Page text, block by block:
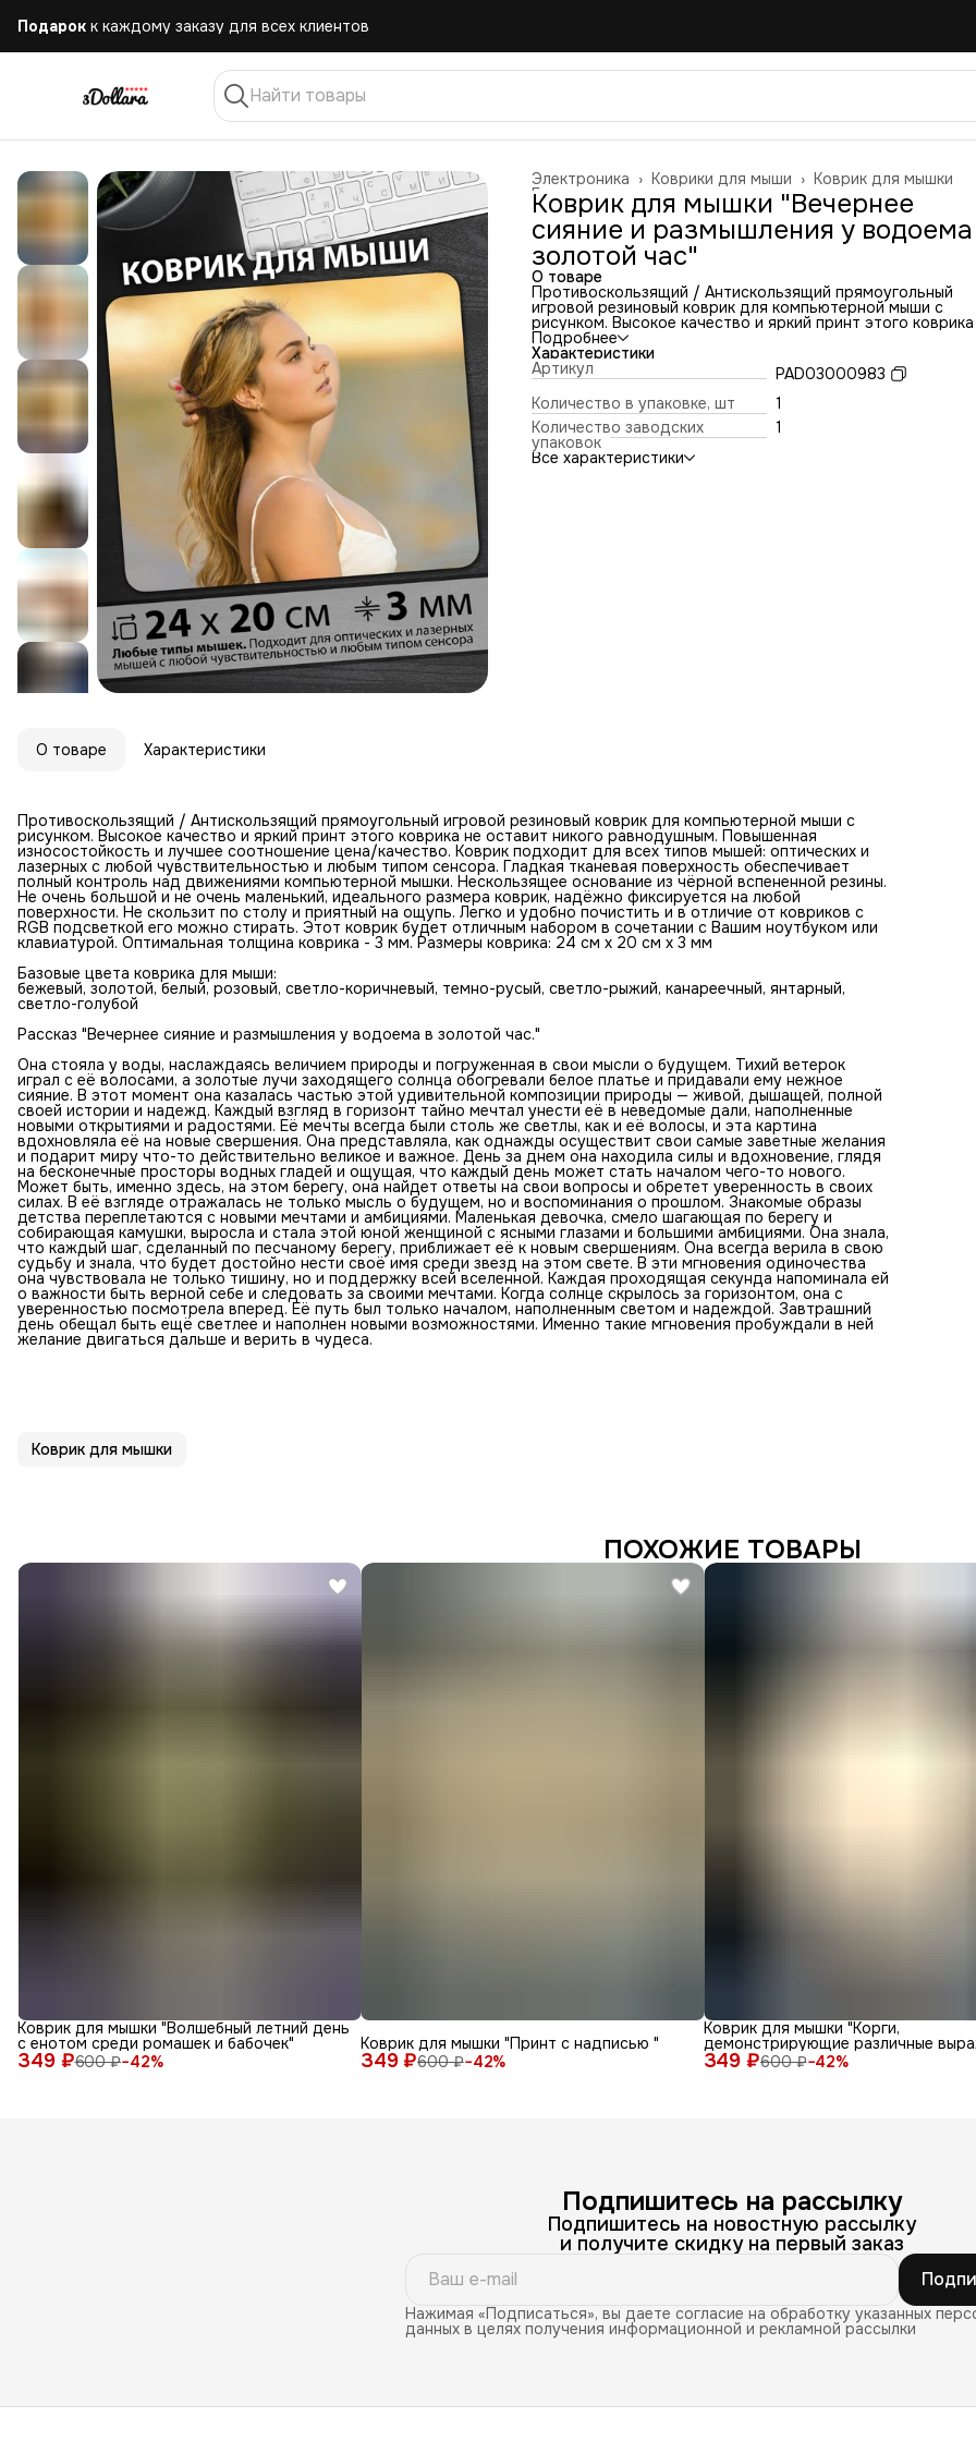
Коврик для мышки
Коврики для мыши ›
Электроника ›
Главная
Коврик для мышки "Вечернее
сияние и размышления у водоема
золотой час"
О товаре
Противоскользящий / Антискользящий прямоугольный
игровой резиновый коврик для компьютерной мыши с
рисунком. Высокое качество и яркий принт этого коврика
оставит никого равнодушным. Повышенная
и лучшее соотношение цена/качество. Коврик подходит
всех типов мышей: оптических и лазерных с любой
чувствительностью и любым типом сенсора. Гладкая
тканевая поверхность обеспечивает полный контроль над
движениями компьютерной мышки. Нескользящее
из чёрной вспененной резины. Не очень большой и не
маленький, идеального размера коврик, надёжно
фиксируется на любой поверхности. Не скользит по столу
за днем она находила силы и вдохновение, глядя на
бесконечные просторы водных гладей и ощущая, что
день может стать началом чего-то нового. Может быть,
именно здесь, на этом берегу, она найдет ответы на свои
вопросы и обретет уверенность в своих силах. В её
отражалась не только мысль о будущем, но и
прошлом. Знакомые образы детства переплетаются с
мечтами и амбициями. Маленькая девочка, смело
по берегу и собирающая камушки, выросла и стала этой
женщиной с ясными глазами и большими амбициями. Она
приближает её к новым свершениям. Она всегда верила в
свою судьбу и знала, что будет достойно нести своё имя
чувствовала не только тишину, но и поддержку всей
вселенной. Каждая проходящая секунда напоминала ей о
важности быть верной себе и следовать за своими
Когда солнце скрылось за горизонтом, она с
посмотрела вперед. Её путь был только началом,
наполненным светом и надеждой. Завтрашний день
быть ещё светлее и наполнен новыми возможностями.
такие мгновения пробуждали в ней желание двигаться
дальше и верить в чудеса.
Подробнее
Характеристики
Артикул
PAD03000983
Количество в упаковке, шт
1
Количество заводских
упаковок
1
Все характеристики
О товаре Характеристики
Противоскользящий / Антискользящий прямоугольный игровой резиновый коврик для компьютерной мыши с
рисунком. Высокое качество и яркий принт этого коврика не оставит никого равнодушным. Повышенная
износостойкость и лучшее соотношение цена/качество. Коврик подходит для всех типов мышей: оптических и
лазерных с любой чувствительностью и любым типом сенсора. Гладкая тканевая поверхность обеспечивает
полный контроль над движениями компьютерной мышки. Нескользящее основание из чёрной вспененной резины.
Не очень большой и не очень маленький, идеального размера коврик, надёжно фиксируется на любой
поверхности. Не скользит по столу и приятный на ощупь. Легко и удобно почистить и в отличие от ковриков с
RGB подсветкой его можно стирать. Этот коврик будет отличным набором в сочетании с Вашим ноутбуком или
клавиатурой. Оптимальная толщина коврика - 3 мм. Размеры коврика: 24 см x 20 см x 3 мм
Базовые цвета коврика для мыши:
бежевый, золотой, белый, розовый, светло-коричневый, темно-русый, светло-рыжий, канареечный, янтарный,
светло-голубой
Рассказ "Вечернее сияние и размышления у водоема в золотой час."
Она стояла у воды, наслаждаясь величием природы и погруженная в свои мысли о будущем. Тихий ветерок
играл с её волосами, а золотые лучи заходящего солнца обогревали белое платье и придавали ему нежное
сияние. В этот момент она казалась частью этой удивительной композиции природы — живой, дышащей, полной
своей истории и надежд. Каждый взгляд в горизонт тайно мечтал унести её в неведомые дали, наполненные
новыми открытиями и радостями. Её мечты всегда были столь же светлы, как и её волосы, и эта картина
вдохновляла её на новые свершения. Она представляла, как однажды осуществит свои самые заветные желания
и подарит миру что-то действительно великое и важное. День за днем она находила силы и вдохновение, глядя
на бесконечные просторы водных гладей и ощущая, что каждый день может стать началом чего-то нового.
Может быть, именно здесь, на этом берегу, она найдет ответы на свои вопросы и обретет уверенность в своих
силах. В её взгляде отражалась не только мысль о будущем, но и воспоминания о прошлом. Знакомые образы
детства переплетаются с новыми мечтами и амбициями. Маленькая девочка, смело шагающая по берегу и
собирающая камушки, выросла и стала этой юной женщиной с ясными глазами и большими амбициями. Она знала,
что каждый шаг, сделанный по песчаному берегу, приближает её к новым свершениям. Она всегда верила в свою
судьбу и знала, что будет достойно нести своё имя среди звезд на этом свете. В эти мгновения одиночества
она чувствовала не только тишину, но и поддержку всей вселенной. Каждая проходящая секунда напоминала ей
о важности быть верной себе и следовать за своими мечтами. Когда солнце скрылось за горизонтом, она с
уверенностью посмотрела вперед. Её путь был только началом, наполненным светом и надеждой. Завтрашний
день обещал быть ещё светлее и наполнен новыми возможностями. Именно такие мгновения пробуждали в ней
желание двигаться дальше и верить в чудеса.
Коврик для мышки
ПОХОЖИЕ ТОВАРЫ
349 ₽600 ₽−42%
Коврик для мышки "Волшебный летний день
с енотом среди ромашек и бабочек"
349 ₽600 ₽−42%
Коврик для мышки "Принт с надписью "
349 ₽600 ₽−42%
Коврик для мышки "Корги,
демонстрирующие различные
лица и эмоции на белом фоне"
Подпишитесь на рассылку
Подпишитесь на новостную рассылку
и получите скидку на первый заказ
Нажимая «Подписаться», вы даете согласие на обработку указанных
данных в целях получения информационной и рекламной рассылки